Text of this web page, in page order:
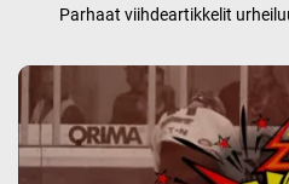
Parhaat viihdeartikkelit